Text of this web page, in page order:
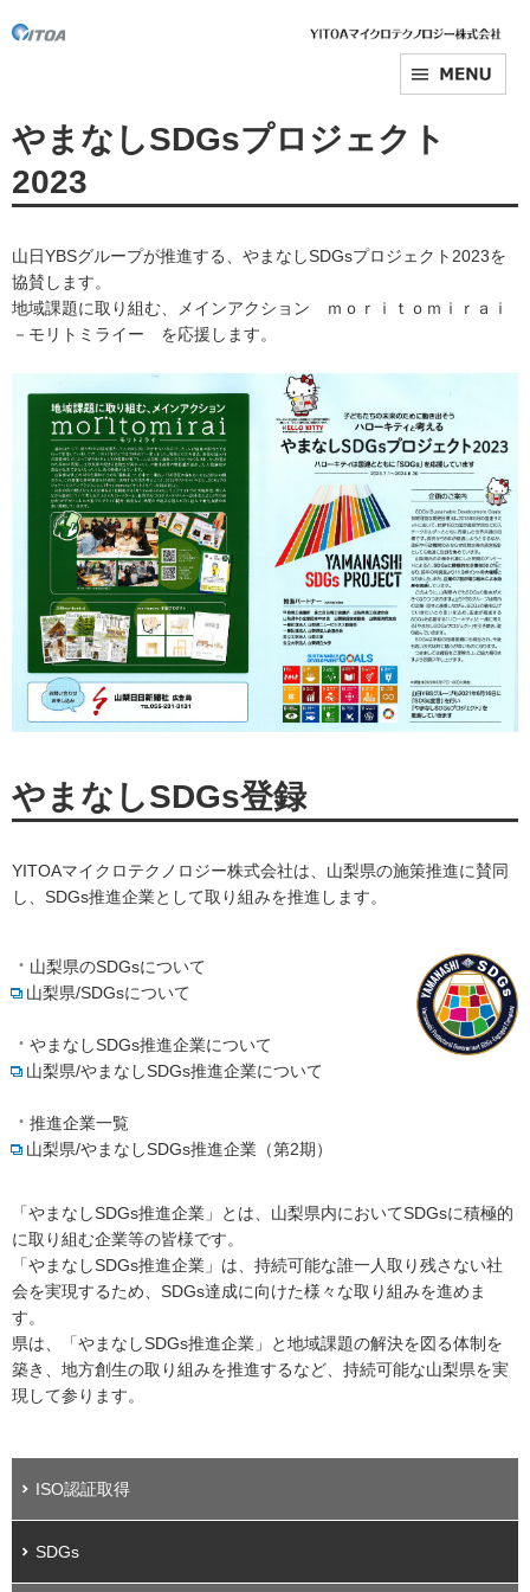
やまなしSDGsプロジェクト
2023
山日YBSグループが推進する、やまなしSDGsプロジェクト2023を
協賛します。
地域課題に取り組む、メインアクション ｍｏｒｉｔｏｍｉｒａｉ
－モリトミライー を応援します。
やまなしSDGs登録
YITOAマイクロテクノロジー株式会社は、山梨県の施策推進に賛同
し、SDGs推進企業として取り組みを推進します。
山梨県のSDGsについて
山梨県/SDGsについて
やまなしSDGs推進企業について
山梨県/やまなしSDGs推進企業について
推進企業一覧
山梨県/やまなしSDGs推進企業（第2期）
「やまなしSDGs推進企業」とは、山梨県内においてSDGsに積極的
に取り組む企業等の皆様です。
「やまなしSDGs推進企業」は、持続可能な誰一人取り残さない社
会を実現するため、SDGs達成に向けた様々な取り組みを進めま
す。
県は、「やまなしSDGs推進企業」と地域課題の解決を図る体制を
築き、地方創生の取り組みを推進するなど、持続可能な山梨県を実
現して参ります。
ISO認証取得
SDGs